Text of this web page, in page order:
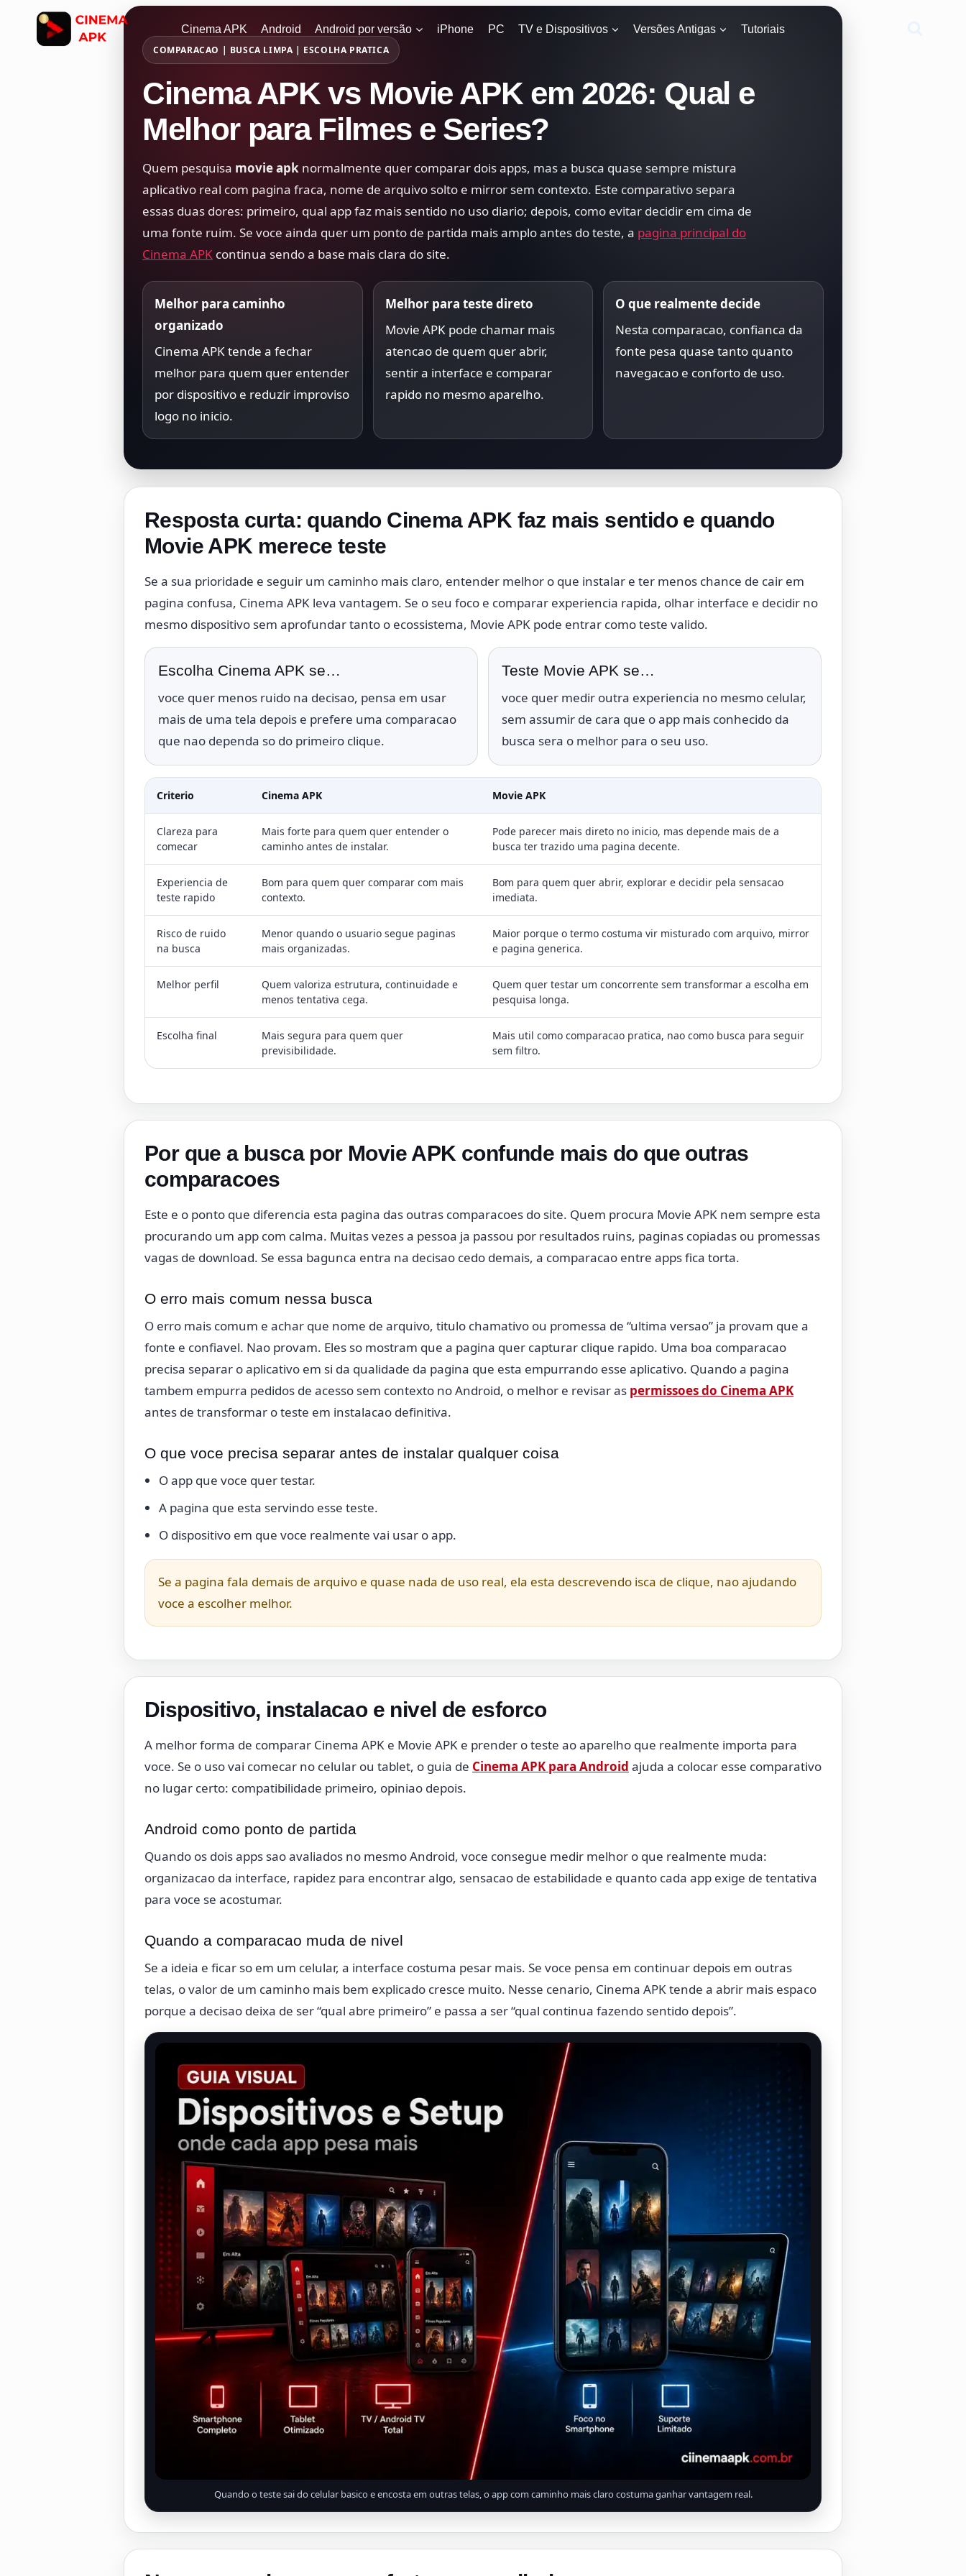
Cinema APK Android Android por versão iPhone PC TV e Dispositivos Versões Antigas
Tutoriais
COMPARACAO | BUSCA LIMPA | ESCOLHA PRATICA
Cinema APK vs Movie APK em 2026: Qual e
Melhor para Filmes e Series?
Quem pesquisa movie apk normalmente quer comparar dois apps, mas a busca quase sempre mistura
aplicativo real com pagina fraca, nome de arquivo solto e mirror sem contexto. Este comparativo separa
essas duas dores: primeiro, qual app faz mais sentido no uso diario; depois, como evitar decidir em cima de
uma fonte ruim. Se voce ainda quer um ponto de partida mais amplo antes do teste, a pagina principal do
Cinema APK continua sendo a base mais clara do site.
Melhor para caminho
organizado
Cinema APK tende a fechar
melhor para quem quer entender
por dispositivo e reduzir improviso
logo no inicio.
Melhor para teste direto
Movie APK pode chamar mais
atencao de quem quer abrir,
sentir a interface e comparar
rapido no mesmo aparelho.
O que realmente decide
Nesta comparacao, confianca da
fonte pesa quase tanto quanto
navegacao e conforto de uso.
Resposta curta: quando Cinema APK faz mais sentido e quando
Movie APK merece teste
Se a sua prioridade e seguir um caminho mais claro, entender melhor o que instalar e ter menos chance de cair em
pagina confusa, Cinema APK leva vantagem. Se o seu foco e comparar experiencia rapida, olhar interface e decidir no
mesmo dispositivo sem aprofundar tanto o ecossistema, Movie APK pode entrar como teste valido.
Escolha Cinema APK se…
voce quer menos ruido na decisao, pensa em usar
mais de uma tela depois e prefere uma comparacao
que nao dependa so do primeiro clique.
Teste Movie APK se…
voce quer medir outra experiencia no mesmo celular,
sem assumir de cara que o app mais conhecido da
busca sera o melhor para o seu uso.
Criterio Cinema APK Movie APK
Clareza para
comecar
Mais forte para quem quer entender o
caminho antes de instalar.
Pode parecer mais direto no inicio, mas depende mais de a
busca ter trazido uma pagina decente.
Experiencia de
teste rapido
Bom para quem quer comparar com mais
contexto.
Bom para quem quer abrir, explorar e decidir pela sensacao
imediata.
Risco de ruido
na busca
Menor quando o usuario segue paginas
mais organizadas.
Maior porque o termo costuma vir misturado com arquivo, mirror
e pagina generica.
Melhor perfil
Quem valoriza estrutura, continuidade e
menos tentativa cega.
Quem quer testar um concorrente sem transformar a escolha em
pesquisa longa.
Escolha final
Mais segura para quem quer
previsibilidade.
Mais util como comparacao pratica, nao como busca para seguir
sem filtro.
Por que a busca por Movie APK confunde mais do que outras
comparacoes
Este e o ponto que diferencia esta pagina das outras comparacoes do site. Quem procura Movie APK nem sempre esta
procurando um app com calma. Muitas vezes a pessoa ja passou por resultados ruins, paginas copiadas ou promessas
vagas de download. Se essa bagunca entra na decisao cedo demais, a comparacao entre apps fica torta.
O erro mais comum nessa busca
O erro mais comum e achar que nome de arquivo, titulo chamativo ou promessa de “ultima versao” ja provam que a
fonte e confiavel. Nao provam. Eles so mostram que a pagina quer capturar clique rapido. Uma boa comparacao
precisa separar o aplicativo em si da qualidade da pagina que esta empurrando esse aplicativo. Quando a pagina
tambem empurra pedidos de acesso sem contexto no Android, o melhor e revisar as permissoes do Cinema APK
antes de transformar o teste em instalacao definitiva.
O que voce precisa separar antes de instalar qualquer coisa
O app que voce quer testar.
A pagina que esta servindo esse teste.
O dispositivo em que voce realmente vai usar o app.
Se a pagina fala demais de arquivo e quase nada de uso real, ela esta descrevendo isca de clique, nao ajudando
voce a escolher melhor.
Dispositivo, instalacao e nivel de esforco
A melhor forma de comparar Cinema APK e Movie APK e prender o teste ao aparelho que realmente importa para
voce. Se o uso vai comecar no celular ou tablet, o guia de Cinema APK para Android ajuda a colocar esse comparativo
no lugar certo: compatibilidade primeiro, opiniao depois.
Android como ponto de partida
Quando os dois apps sao avaliados no mesmo Android, voce consegue medir melhor o que realmente muda:
organizacao da interface, rapidez para encontrar algo, sensacao de estabilidade e quanto cada app exige de tentativa
para voce se acostumar.
Quando a comparacao muda de nivel
Se a ideia e ficar so em um celular, a interface costuma pesar mais. Se voce pensa em continuar depois em outras
telas, o valor de um caminho mais bem explicado cresce muito. Nesse cenario, Cinema APK tende a abrir mais espaco
porque a decisao deixa de ser “qual abre primeiro” e passa a ser “qual continua fazendo sentido depois”.
Quando o teste sai do celular basico e encosta em outras telas, o app com caminho mais claro costuma ganhar vantagem real.